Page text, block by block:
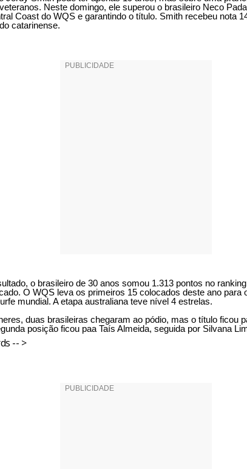
Neste domingo, ele superou o brasileiro Neco
Coast do WQS e garantindo o título. Smith recebeu nota
catarinense.
o brasileiro de 30 anos somou 1.313 pontos no
O WQS leva os primeiros 15 colocados deste ano para
mundial. A etapa australiana teve nível 4 estrelas.
duas brasileiras chegaram ao pódio, mas o título ficou
posição ficou paa Taís Almeida, seguida por Silvana
-- >